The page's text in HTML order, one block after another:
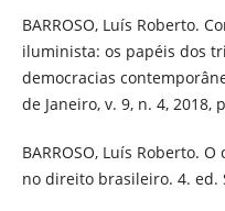
BARROSO, Luís Roberto.
iluminista: os papéis dos
democracias
de Janeiro, v. 9, n. 4, 2018,
BARROSO, Luís Roberto.
no direito brasileiro. 4. ed.